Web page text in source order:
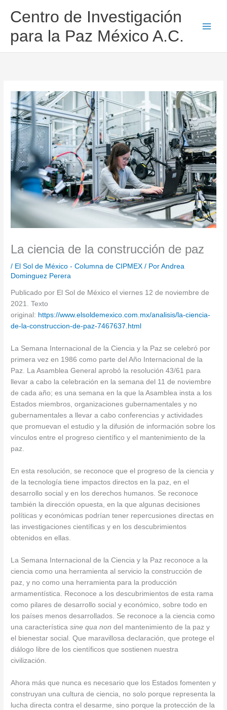
Centro de Investigación
para la Paz México A.C.
La ciencia de la construcción de paz
/ El Sol de México - Columna de CIPMEX / PorAndrea
Dominguez Perera
Publicado por El Sol de México el viernes 12 de noviembre de
2021. Texto
original: https://www.elsoldemexico.com.mx/analisis/la-ciencia-
de-la-construccion-de-paz-7467637.html
La Semana Internacional de la Ciencia y la Paz se celebró por
primera vez en 1986 como parte del Año Internacional de la
Paz. La Asamblea General aprobó la resolución 43/61 para
llevar a cabo la celebración en la semana del 11 de noviembre
de cada año; es una semana en la que la Asamblea insta a los
Estados miembros, organizaciones gubernamentales y no
gubernamentales a llevar a cabo conferencias y actividades
que promuevan el estudio y la difusión de información sobre los
vínculos entre el progreso científico y el mantenimiento de la
paz.
En esta resolución, se reconoce que el progreso de la ciencia y
de la tecnología tiene impactos directos en la paz, en el
desarrollo social y en los derechos humanos. Se reconoce
también la dirección opuesta, en la que algunas decisiones
políticas y económicas podrían tener repercusiones directas en
las investigaciones científicas y en los descubrimientos
obtenidos en ellas.
La Semana Internacional de la Ciencia y la Paz reconoce a la
ciencia como una herramienta al servicio la construcción de
paz, y no como una herramienta para la producción
armamentística. Reconoce a los descubrimientos de esta rama
como pilares de desarrollo social y económico, sobre todo en
los países menos desarrollados. Se reconoce a la ciencia como
una característicasine qua nondel mantenimiento de la paz y
el bienestar social. Que maravillosa declaración, que protege el
diálogo libre de los científicos que sostienen nuestra
civilización.
Ahora más que nunca es necesario que los Estados fomenten y
construyan una cultura de ciencia, no solo porque representa la
lucha directa contra el desarme, sino porque la protección de la